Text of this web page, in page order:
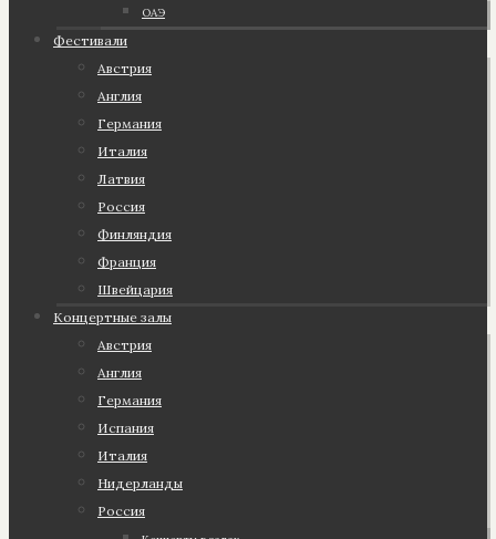
ОАЭ
Фестивали
Австрия
Англия
Германия
Италия
Латвия
Россия
Финляндия
Франция
Швейцария
Концертные залы
Австрия
Англия
Германия
Испания
Италия
Нидерланды
Россия